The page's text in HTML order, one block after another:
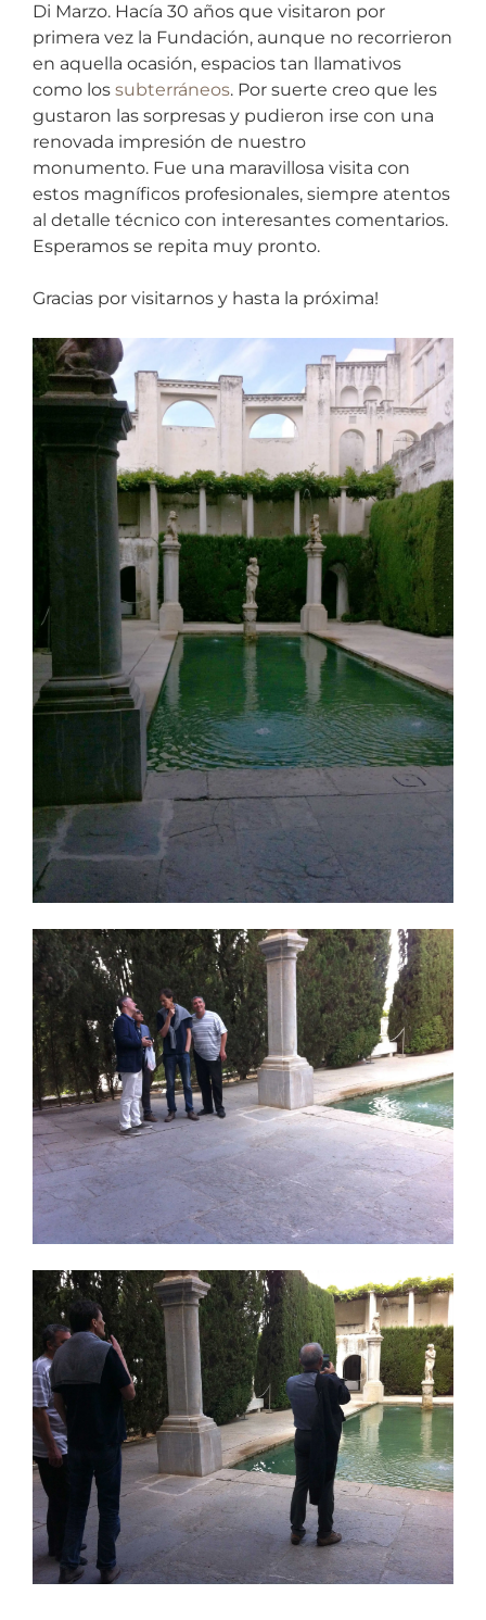
Di Marzo. Hacía 30 años que visitaron por
primera vez la Fundación, aunque no recorrieron
en aquella ocasión, espacios tan llamativos
como los subterráneos. Por suerte creo que les
gustaron las sorpresas y pudieron irse con una
renovada impresión de nuestro
monumento. Fue una maravillosa visita con
estos magníficos profesionales, siempre atentos
al detalle técnico con interesantes comentarios.
Esperamos se repita muy pronto.
Gracias por visitarnos y hasta la próxima!